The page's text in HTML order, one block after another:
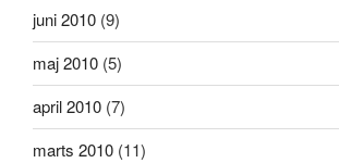
juni 2010 (9)
maj 2010 (5)
april 2010 (7)
marts 2010 (11)